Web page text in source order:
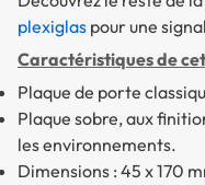
plexiglas pour une
Caractéristiques de
Plaque de porte
Plaque sobre, aux
les environnements.
Dimensions : 45 x 170